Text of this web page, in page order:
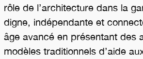
rôle de l’architecture dans la
digne, indépendante et
âge avancé en présentant des
modèles traditionnels d’aide